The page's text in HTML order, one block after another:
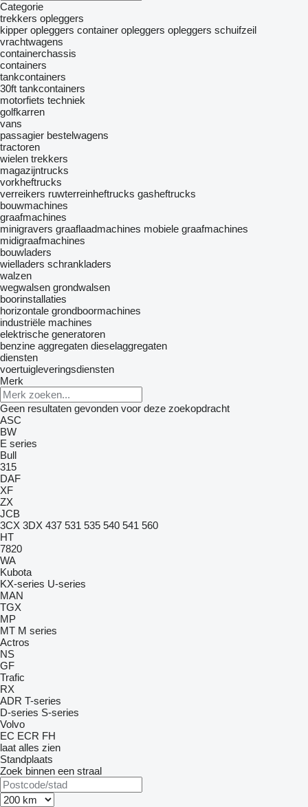
Categorie
trekkers opleggers
kipper opleggers container opleggers opleggers schuifzeil
vrachtwagens
containerchassis
containers
tankcontainers
30ft tankcontainers
motorfiets techniek
golfkarren
vans
passagier bestelwagens
tractoren
wielen trekkers
magazijntrucks
vorkheftrucks
verreikers ruwterreinheftrucks gasheftrucks
bouwmachines
graafmachines
minigravers graaflaadmachines mobiele graafmachines
midigraafmachines
bouwladers
wielladers schrankladers
walzen
wegwalsen grondwalsen
boorinstallaties
horizontale grondboormachines
industriële machines
elektrische generatoren
benzine aggregaten dieselaggregaten
diensten
voertuigleveringsdiensten
Merk
Geen resultaten gevonden voor deze zoekopdracht
ASC
BW
E series
Bull
315
DAF
XF
ZX
JCB
3CX 3DX 437 531 535 540 541 560
HT
7820
WA
Kubota
KX-series U-series
MAN
TGX
MP
MT M series
Actros
NS
GF
Trafic
RX
ADR T-series
D-series S-series
Volvo
EC ECR FH
laat alles zien
Standplaats
Zoek binnen een straal